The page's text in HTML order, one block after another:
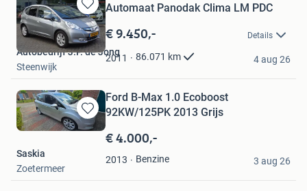
Bewaren
in
Mijn
Favorieten
Automaat Panodak Clima LM PDC
€ 9.450,- Details
2011 86.071 km
Autobedrijf J.P. de Jong
Steenwijk
4 aug 26
Bewaren
in
Favorieten
Ford B-Max 1.0 Ecoboost
92KW/125PK 2013 Grijs
€ 4.000,-
2013 Benzine
Saskia
Zoetermeer
3 aug 26